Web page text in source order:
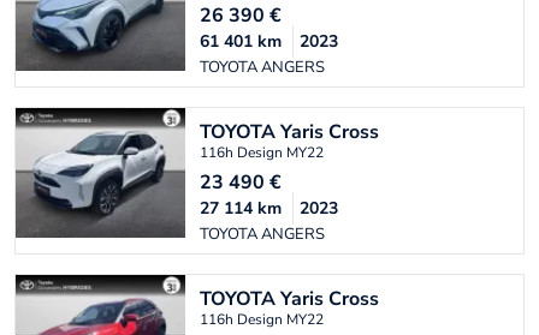
26 390 €
TOYOTA ANGERS
61 401 km 2023
TOYOTAYaris Cross
116h Design MY22
23 490 €
TOYOTA ANGERS
27 114 km 2023
TOYOTAYaris Cross
116h Design MY22